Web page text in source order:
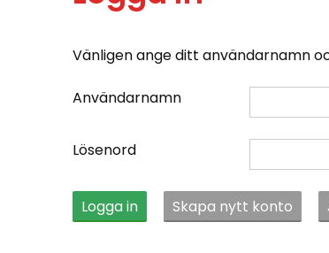
Vänligen ange ditt användarnamn
Användarnamn
Lösenord
Logga in Skapa nytt konto